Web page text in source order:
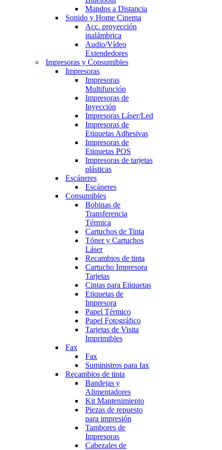
Mandos a Distancia
Sonido y Home Cinema
Acc. proyección
inalámbrica
Audio/Vídeo
Extendedores
Impresoras y Consumibles
Impresoras
Impresoras
Multifunción
Impresoras de
Inyección
Impresoras Láser/Led
Impresoras de
Etiquetas Adhesivas
Impresoras de
Etiquetas POS
Impresoras de tarjetas
plásticas
Escáneres
Escáneres
Consumibles
Bobinas de
Transferencia
Térmica
Cartuchos de Tinta
Tóner y Cartuchos
Láser
Recambios de tinta
Cartucho Impresora
Tarjetas
Cintas para Etiquetas
Etiquetas de
Impresora
Papel Térmico
Papel Fotográfico
Tarjetas de Visita
Imprimibles
Fax
Fax
Suministros para fax
Recambios de tinta
Bandejas y
Alimentadores
Kit Mantenimiento
Piezas de repuesto
para impresión
Tambores de
Impresoras
Cabezales de